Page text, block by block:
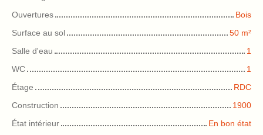
Ouvertures
Bois
Surface au sol
50 m²
Salle d'eau
1
WC
1
Étage
RDC
Construction
1900
État intérieur
En bon état